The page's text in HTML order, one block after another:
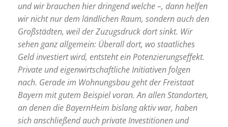
und wir brauchen hier dringend welche –, dann helfen
wir nicht nur dem ländlichen Raum, sondern auch den
Großstädten, weil der Zuzugsdruck dort sinkt. Wir
sehen ganz allgemein: Überall dort, wo staatliches
Geld investiert wird, entsteht ein Potenzierungseffekt.
Private und eigenwirtschaftliche Initiativen folgen
nach. Gerade im Wohnungsbau geht der Freistaat
Bayern mit gutem Beispiel voran. An allen Standorten,
an denen die BayernHeim bislang aktiv war, haben
sich anschließend auch private Investitionen und